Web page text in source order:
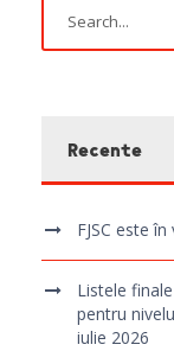
Recente
FJSC este
Listele
pentru
iulie 2026